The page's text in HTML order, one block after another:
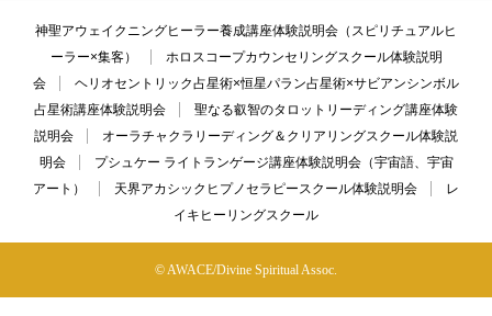
神聖アウェイクニングヒーラー養成講座体験説明会（スピリチュアルヒ
ーラー×集客）
ホロスコープカウンセリングスクール体験説明
会
ヘリオセントリック占星術×恒星パラン占星術×サビアンシンボル
占星術講座体験説明会
聖なる叡智のタロットリーディング講座体験
説明会
オーラチャクラリーディング＆クリアリングスクール体験説
明会
プシュケー ライトランゲージ講座体験説明会（宇宙語、宇宙
アート）
天界アカシックヒプノセラピースクール体験説明会
レ
イキヒーリングスクール
© AWACE/Divine Spiritual Assoc.